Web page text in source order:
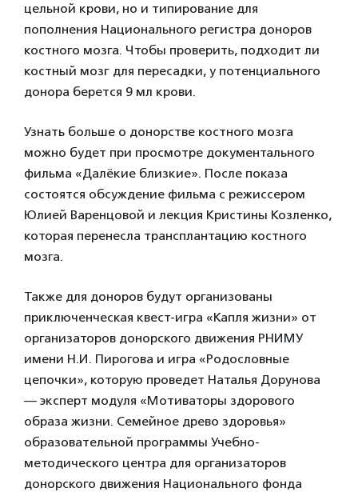
цельной крови, но и типирование для
пополнения Национального регистра доноров
костного мозга. Чтобы проверить, подходит ли
костный мозг для пересадки, у потенциального
донора берется 9 мл крови.
Узнать больше о донорстве костного мозга
можно будет при просмотре документального
фильма «Далёкие близкие». После показа
состоятся обсуждение фильма с режиссером
Юлией Варенцовой и лекция Кристины Козленко,
которая перенесла трансплантацию костного
мозга.
Также для доноров будут организованы
приключенческая квест-игра «Капля жизни» от
организаторов донорского движения РНИМУ
имени Н.И. Пирогова и игра «Родословные
цепочки», которую проведет Наталья Дорунова
— эксперт модуля «Мотиваторы здорового
образа жизни. Семейное древо здоровья»
образовательной программы Учебно-
методического центра для организаторов
донорского движения Национального фонда